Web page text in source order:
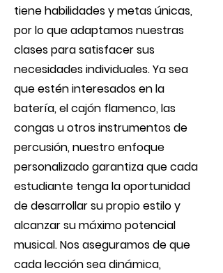
tiene habilidades y metas únicas,
por lo que adaptamos nuestras
clases para satisfacer sus
necesidades individuales. Ya sea
que estén interesados en la
batería, el cajón flamenco, las
congas u otros instrumentos de
percusión, nuestro enfoque
personalizado garantiza que cada
estudiante tenga la oportunidad
de desarrollar su propio estilo y
alcanzar su máximo potencial
musical. Nos aseguramos de que
cada lección sea dinámica,